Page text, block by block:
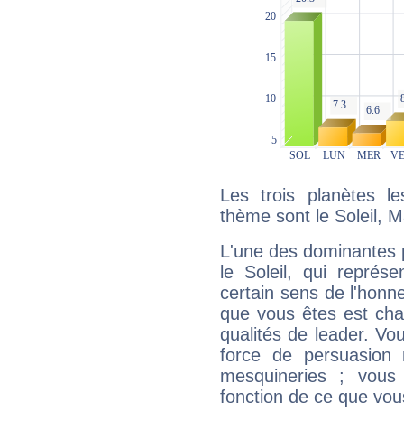
Les trois planètes
thème sont le Soleil,
L'une des
le Soleil, qui
certain sens de
que vous êtes est
qualités de leader.
force de
mesquineries ;
fonction de ce que